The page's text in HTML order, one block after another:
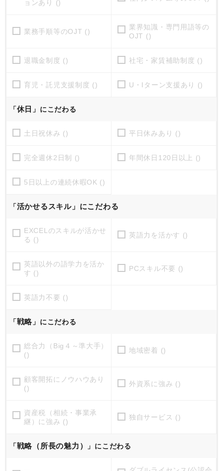
ョンあり ()
業務手順等のOJT ()
業界知識・専門用語等の
OJT ()
退職金制度 () 社宅・家賃補助制度 ()
育児・託児支援制度 () U・Iターン支援あり ()
「休日 」にこだわる
土日祝休み () 平日休みあり ()
完全週休2日制 () 年間休日120日以上 ()
5日以上の連続休暇OK ()
「活かせるスキル」にこだわる
EXCELのスキルが活かせ
る ()
英語力を活かす ()
英語以外の語学力を活か
す ()
PCスキル不要 ()
英語力不要 ()
「戦略 」にこだわる
総合力（Big４～準大手）
()
地域密着 ()
顧客開拓にノウハウあり
()
外資系に強み ()
資産税（相続・事業承
継）に強み ()
独自サービス ()
「戦略（所長の魅力） 」にこだわる